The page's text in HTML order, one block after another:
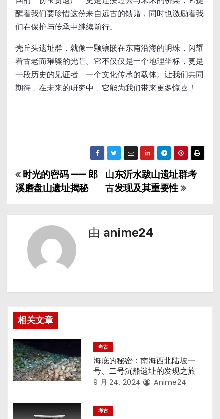
醒着我们要珍惜这份来自远古的馈赠，同时也激励着我
们在保护与传承中继续前行。
壳丘头遗址群，就像一颗镶嵌在东南沿海的明珠，闪耀
着古老而璀璨的光芒。它不仅仅是一个地理坐标，更是
一段历史的见证者，一个文化传承的载体。让我们共同
期待，在未来的研究中，它能为我们带来更多惊喜！
文
章
导
航
山东沂水跋山遗址群考
古发现及其重要性
时光的密码 —— 郎
溪磨盘山遗址揭秘
由 anime24
相关文章
考古
海底的秘密：南海西北陆坡一
号、二号沉船遗址的发现之旅
9 月 24, 2024 Anime24
考古